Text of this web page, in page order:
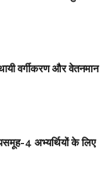
वर्गीकरण और वेतनमान
4 अभ्यर्थियों के लिए